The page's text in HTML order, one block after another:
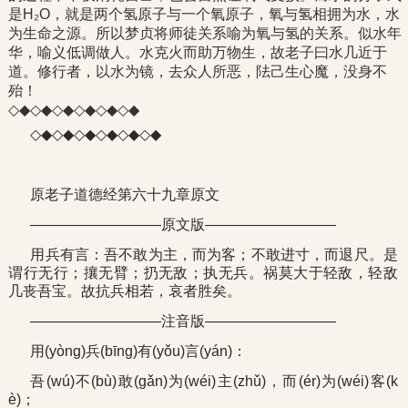
是H₂O，就是两个氢原子与一个氧原子，氧与氢相拥为水，水
为生命之源。所以梦贞将师徒关系喻为氧与氢的关系。似水年
华，喻义低调做人。水克火而助万物生，故老子曰水几近于
道。修行者，以水为镜，去众人所恶，阹己生心魔，没身不
殆！
◇◆◇◆◇◆◇◆◇◆◇◆
◇◆◇◆◇◆◇◆◇◆◇◆
原老子道德经第六十九章原文
—————————原文版—————————
用兵有言：吾不敢为主，而为客；不敢进寸，而退尺。是
谓行无行；攘无臂；扔无敌；执无兵。祸莫大于轻敌，轻敌
几丧吾宝。故抗兵相若，哀者胜矣。
—————————注音版—————————
用(yòng)兵(bīng)有(yǒu)言(yán)：
吾(wú)不(bù)敢(gǎn)为(wéi)主(zhǔ)，而(ér)为(wéi)客(k
è)；